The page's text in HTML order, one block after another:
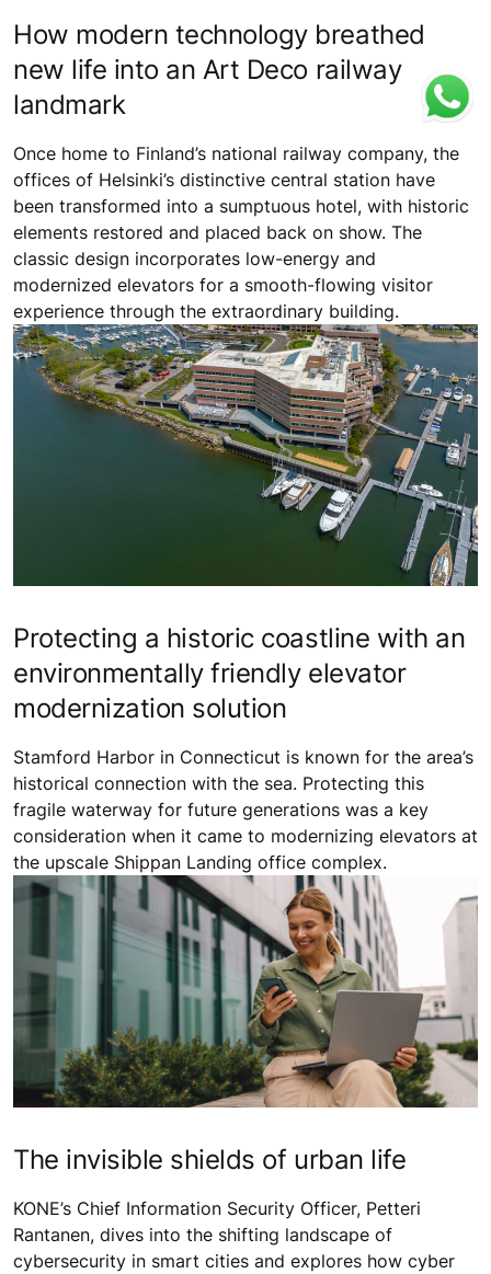
How modern technology breathed
new life into an Art Deco railway
landmark
Once home to Finland’s national railway company, the
offices of Helsinki’s distinctive central station have
been transformed into a sumptuous hotel, with historic
elements restored and placed back on show. The
classic design incorporates low-energy and
modernized elevators for a smooth-flowing visitor
experience through the extraordinary building.
Protecting a historic coastline with an
environmentally friendly elevator
modernization solution
Stamford Harbor in Connecticut is known for the area’s
historical connection with the sea. Protecting this
fragile waterway for future generations was a key
consideration when it came to modernizing elevators at
the upscale Shippan Landing office complex.
The invisible shields of urban life
KONE’s Chief Information Security Officer, Petteri
Rantanen, dives into the shifting landscape of
cybersecurity in smart cities and explores how cyber